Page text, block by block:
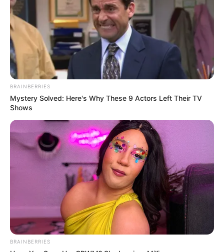
7. Kalau orang-orang suka menggambar
pemandangan, kalau ini malah suka melukis meme.
Ada-ada saja ya kreasinya
(foto: reddit)
8. Memahat sudah menjadi kegiatan yang biasa tapi
BRAINBERRIES
Mystery Solved: Here's Why These 9 Actors Left Their TV
Shows
BRAINBERRIES